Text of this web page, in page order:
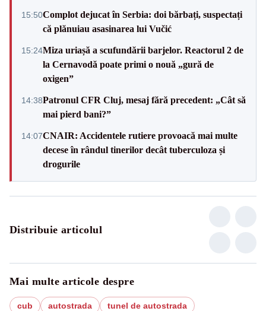
15:50Complot dejucat în Serbia: doi bărbați, suspectați
că plănuiau asasinarea lui Vučić
15:24Miza uriașă a scufundării barjelor. Reactorul 2 de
la Cernavodă poate primi o nouă „gură de
oxigen”
14:38Patronul CFR Cluj, mesaj fără precedent: „Cât să
mai pierd bani?”
14:07CNAIR: Accidentele rutiere provoacă mai multe
decese în rândul tinerilor decât tuberculoza și
drogurile
Distribuie articolul
Mai multe articole despre
cub autostrada tunel de autostrada